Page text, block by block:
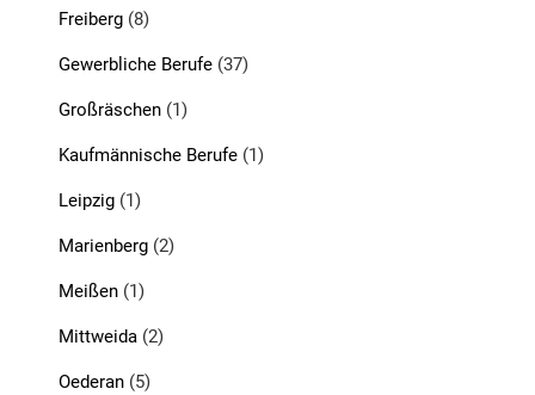
Freiberg(8)
Gewerbliche Berufe(37)
Großräschen(1)
Kaufmännische Berufe(1)
Leipzig(1)
Marienberg(2)
Meißen(1)
Mittweida(2)
Oederan(5)